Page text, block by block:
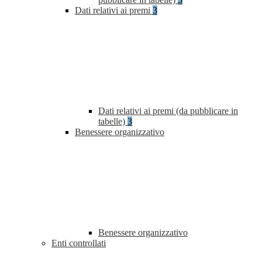
Dati relativi ai premi 3
Dati relativi ai premi (da pubblicare in
tabelle) 3
Benessere organizzativo
Benessere organizzativo
Enti controllati